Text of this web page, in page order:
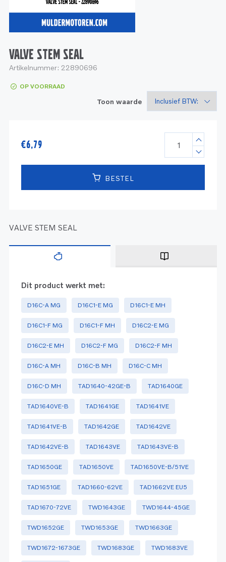
Motoren
Onderdelen
Service
Motoren
Service en onderhoud
Reman - Bedrijfsvaart
VALVE STEM SEAL
Artikelnummer: 22890696
OP VOORRAAD
Toon waarde
€6,79
BESTEL
VALVE STEM SEAL
Dit product werkt met:
D16C-A MG D16C1-E MG D16C1-E MH
D16C1-F MG D16C1-F MH D16C2-E MG
D16C2-E MH D16C2-F MG D16C2-F MH
D16C-A MH D16C-B MH D16C-C MH
D16C-D MH TAD1640-42GE-B TAD1640GE
TAD1640VE-B TAD1641GE TAD1641VE
TAD1641VE-B TAD1642GE TAD1642VE
TAD1642VE-B TAD1643VE TAD1643VE-B
TAD1650GE TAD1650VE TAD1650VE-B/51VE
TAD1651GE TAD1660-62VE TAD1662VE EU5
TAD1670-72VE TWD1643GE TWD1644-45GE
TWD1652GE TWD1653GE TWD1663GE
TWD1672-1673GE TWD1683GE TWD1683VE